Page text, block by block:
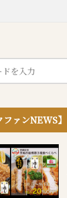
ファンNEWS】